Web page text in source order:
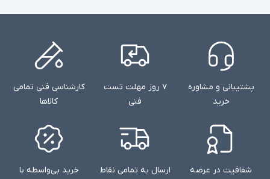
پشتیبانی و مشاوره
خرید
۷ روز مهلت تست
فنی
کارشناسی فنی تمامی
کالاها
شفافیت در عرضه
ارسال به تمامی نقاط
خرید بی‌واسطه با